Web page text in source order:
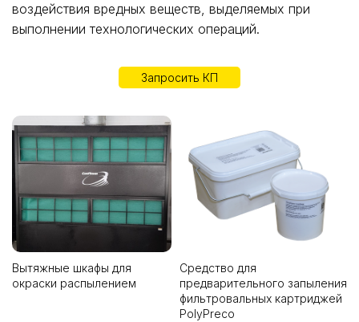
воздействия вредных веществ, выделяемых при
выполнении технологических операций.
Запросить КП
Вытяжные шкафы для
окраски распылением
Средство для
предварительного запыления
фильтровальных картриджей
PolyPreco